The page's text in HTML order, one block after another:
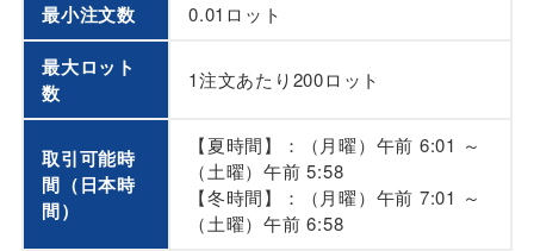
最小注文数 0.01ロット
最大ロット
数
1注文あたり200ロット
取引可能時
間（日本時
間）
【夏時間】：（月曜）午前 6:01 ～
（土曜）午前 5:58
【冬時間】：（月曜）午前 7:01 ～
（土曜）午前 6:58